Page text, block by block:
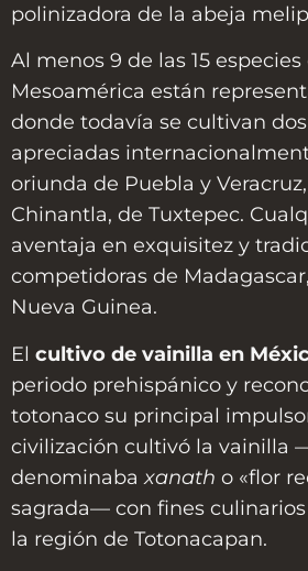
polinizadora de la abeja
Al menos 9 de las 15
Mesoamérica están
donde todavía se cultivan
apreciadas
oriunda de Puebla y
Chinantla, de Tuxtepec.
aventaja en exquisitez y
competidoras de
Nueva Guinea.
El cultivo de vainilla en
periodo prehispánico y
totonaco su principal
civilización cultivó la vainilla
denominabaxanath o «flor
sagrada— con fines
la región de Totonacapan.